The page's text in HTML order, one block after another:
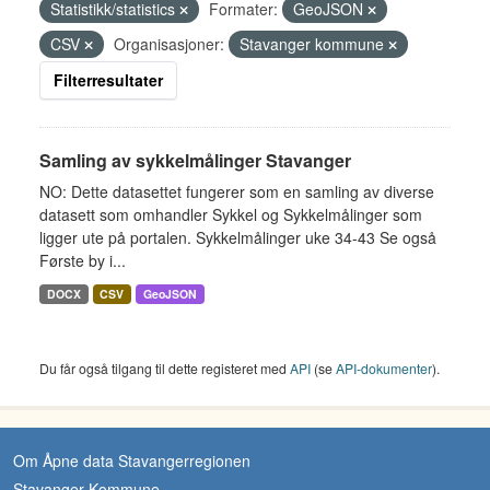
Statistikk/statistics
Formater:
GeoJSON
CSV
Organisasjoner:
Stavanger kommune
Filterresultater
Samling av sykkelmålinger Stavanger
NO: Dette datasettet fungerer som en samling av diverse
datasett som omhandler Sykkel og Sykkelmålinger som
ligger ute på portalen. Sykkelmålinger uke 34-43 Se også
Første by i...
DOCX CSV GeoJSON
Du får også tilgang til dette registeret med API (seAPI-dokumenter).
Om Åpne data Stavangerregionen